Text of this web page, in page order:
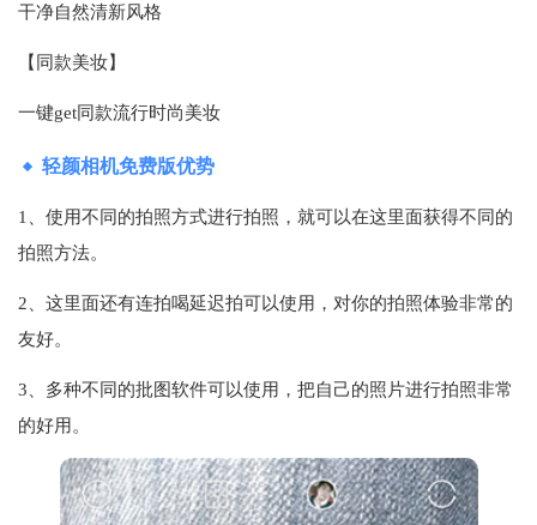
干净自然清新风格
【同款美妆】
一键get同款流行时尚美妆
轻颜相机免费版优势
1、使用不同的拍照方式进行拍照，就可以在这里面获得不同的
拍照方法。
2、这里面还有连拍喝延迟拍可以使用，对你的拍照体验非常的
友好。
3、多种不同的批图软件可以使用，把自己的照片进行拍照非常
的好用。